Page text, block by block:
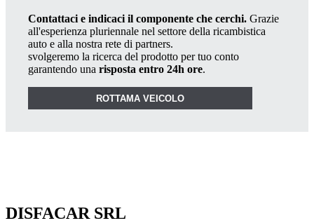
Contattaci e indicaci il componente che cerchi. Grazie
all'esperienza pluriennale nel settore della ricambistica
auto e alla nostra rete di partners.
svolgeremo la ricerca del prodotto per tuo conto
garantendo una risposta entro 24h ore.
ROTTAMA VEICOLO
DISFACAR SRL